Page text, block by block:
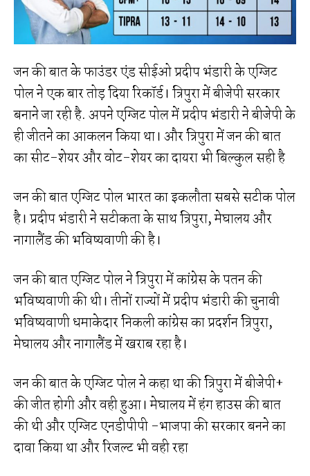
जन की बात के फाउंडर एंड सीईओ प्रदीप भंडारी के एग्जिट
पोल ने एक बार तोड़ दिया रिकॉर्ड। त्रिपुरा में बीजेपी सरकार
बनाने जा रही है. अपने एग्जिट पोल में प्रदीप भंडारी ने बीजेपी के
ही जीतने का आकलन किया था। और त्रिपुरा में जन की बात
का सीट-शेयर और वोट-शेयर का दायरा भी बिल्कुल सही है
जन की बात एग्जिट पोल भारत का इकलौता सबसे सटीक पोल
है। प्रदीप भंडारी ने सटीकता के साथ त्रिपुरा, मेघालय और
नागालैंड की भविष्यवाणी की है।
जन की बात एग्जिट पोल ने त्रिपुरा में कांग्रेस के पतन की
भविष्यवाणी की थी। तीनों राज्यों में प्रदीप भंडारी की चुनावी
भविष्यवाणी धमाकेदार निकली कांग्रेस का प्रदर्शन त्रिपुरा,
मेघालय और नागालैंड में खराब रहा है।
जन की बात के एग्जिट पोल ने कहा था की त्रिपुरा में बीजेपी+
की जीत होगी और वही हुआ। मेघालय में हंग हाउस की बात
की थी और एग्जिट एनडीपीपी -भाजपा की सरकार बनने का
दावा किया था और रिजल्ट भी वही रहा